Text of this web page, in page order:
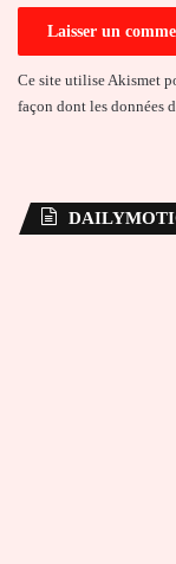
Ce site utilise Akismet
façon dont les données